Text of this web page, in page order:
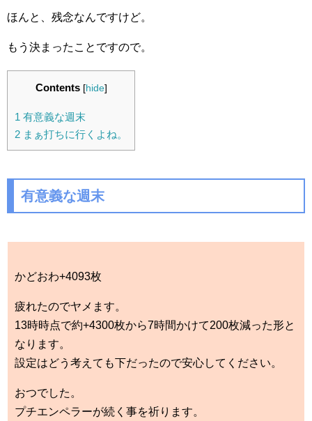
ほんと、残念なんですけど。
もう決まったことですので。
Contents [hide]
1 有意義な週末
2 まぁ打ちに行くよね。
有意義な週末
かどおわ+4093枚
疲れたのでヤメます。
13時時点で約+4300枚から7時間かけて200枚減った形と
なります。
設定はどう考えても下だったので安心してください。
おつでした。
プチエンペラーが続く事を祈ります。